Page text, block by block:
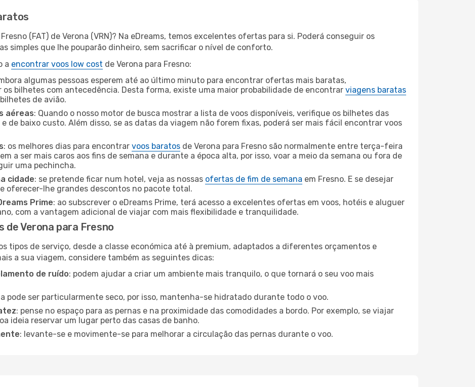
(FAT) de Verona (VRN)? Na eDreams, temos excelentes ofertas para si. Poderá conseguir os
simples que lhe pouparão dinheiro, sem sacrificar o nível de conforto.
a encontrar voos low cost de Verona para Fresno:
algumas pessoas esperem até ao último minuto para encontrar ofertas mais baratas,
os bilhetes com antecedência. Desta forma, existe uma maior probabilidade de encontrar viagens baratas
de avião.
aéreas: Quando o nosso motor de busca mostrar a lista de voos disponíveis, verifique os bilhetes das
de baixo custo. Além disso, se as datas da viagem não forem fixas, poderá ser mais fácil encontrar voos
: os melhores dias para encontrar voos baratos de Verona para Fresno são normalmente entre terça-feira
a ser mais caros aos fins de semana e durante a época alta, por isso, voar a meio da semana ou fora de
uma pechincha.
cidade: se pretende ficar num hotel, veja as nossas ofertas de fim de semana em Fresno. E se desejar
oferecer-lhe grandes descontos no pacote total.
Prime: ao subscrever o eDreams Prime, terá acesso a excelentes ofertas em voos, hotéis e aluguer
com a vantagem adicional de viajar com mais flexibilidade e tranquilidade.
de Verona para Fresno
tipos de serviço, desde a classe económica até à premium, adaptados a diferentes orçamentos e
a sua viagem, considere também as seguintes dicas:
de ruído: podem ajudar a criar um ambiente mais tranquilo, o que tornará o seu voo mais
pode ser particularmente seco, por isso, mantenha-se hidratado durante todo o voo.
: pense no espaço para as pernas e na proximidade das comodidades a bordo. Por exemplo, se viajar
ideia reservar um lugar perto das casas de banho.
: levante-se e movimente-se para melhorar a circulação das pernas durante o voo.